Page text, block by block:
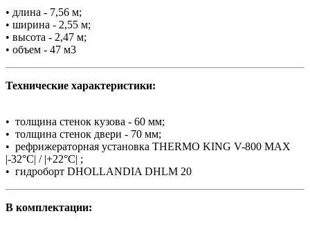
• длина - 7,56 м;
• ширина - 2,55 м;
• высота - 2,47 м;
• объем - 47 м3
Технические характеристики:
• толщина стенок кузова - 60 мм;
• толщина стенок двери - 70 мм;
• рефрижераторная установка THERMO KING V-800 MAX
|-32°C| / |+22°C| ;
• гидроборт DHOLLANDIA DHLM 20
В комплектации: